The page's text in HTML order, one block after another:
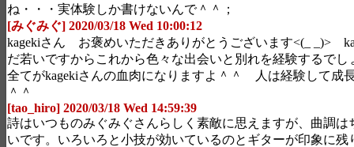
ね・・・実体験しか書けないんで＾＾；
[みぐみぐ] 2020/03/18 Wed 10:00:12
kagekiさん お褒めいただきありがとうございます<(_ _)>
だ若いですからこれから色々な出会いと別れを経験するでし
全てがkagekiさんの血肉になりますよ＾＾ 人は経験して成
＾＾
[tao_hiro] 2020/03/18 Wed 14:59:39
詩はいつものみぐみぐさんらしく素敵に思えますが、曲調は
いです。いろいろと小技が効いているのとギターが印象に残